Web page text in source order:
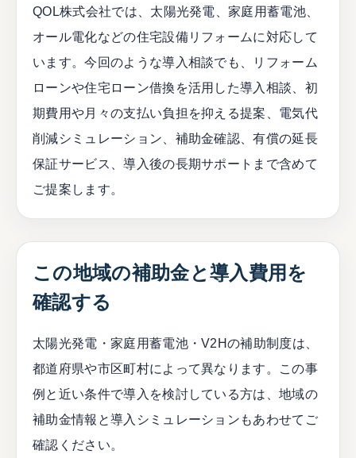
QOL株式会社では、太陽光発電、家庭用蓄電池、
オール電化などの住宅設備リフォームに対応して
います。今回のような導入相談でも、リフォーム
ローンや住宅ローン借換を活用した導入相談、初
期費用や月々の支払い負担を抑える提案、電気代
削減シミュレーション、補助金確認、有償の延長
保証サービス、導入後の長期サポートまで含めて
ご提案します。
この地域の補助金と導入費用を
確認する
太陽光発電・家庭用蓄電池・V2Hの補助制度は、
都道府県や市区町村によって異なります。この事
例と近い条件で導入を検討している方は、地域の
補助金情報と導入シミュレーションもあわせてご
確認ください。